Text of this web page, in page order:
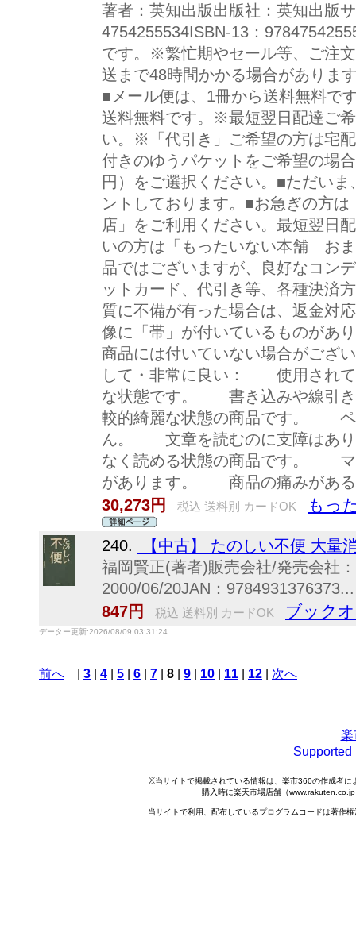
著者：英知出版出版社：英知出版
4754255534ISBN-13：
です。※繁忙期やセール等、ご注
送まで48時間かかる場合がありま
■メール便は、1冊から送料無料で
送料無料です。※最短翌日配達ご
い。※「代引き」ご希望の方は宅
付きのゆうパケットをご希望の場
円）をご選択ください。■ただい
ントしております。■お急ぎの方
店」をご利用ください。最短翌日
いの方は「もったいない本舗 お
品ではございますが、良好なコン
ットカード、代引き等、各種決済
質に不備が有った場合は、返金対
像に「帯」が付いているものがあ
商品には付いていない場合がござ
して・非常に良い： 使用され
な状態です。 書き込みや線引
較的綺麗な状態の商品です。 ペ
ん。 文章を読むのに支障はあ
なく読める状態の商品です。 マ
があります。 商品の痛みがある
30,273円
税込 送料別 カードOK もっ
240.
【中古】 たのしい不便 大量
福岡賢正(著者)販売会社/発売会社
2000/06/20JAN：9784931376373...
847円
税込 送料別 カードOK ブック
データー更新:2026/08/09 03:31:24
前へ 3 4 5 6 7 8 9 10 11 12 次へ
楽
Supported
※当サイトで掲載されている情報は、楽市360の作成者
購入時に楽天市場店舗（
当サイトで利用、配布しているプログラムコードは著作